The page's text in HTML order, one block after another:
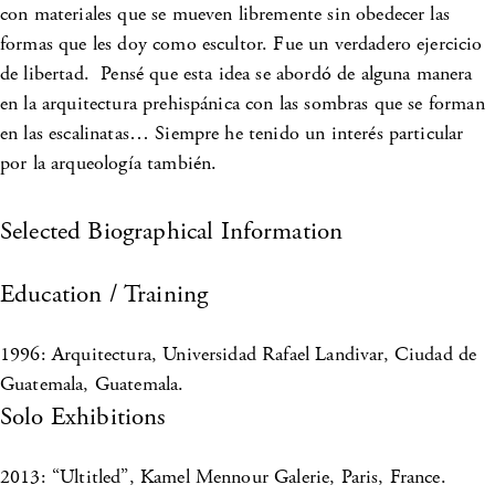
con materiales que se mueven libremente sin obedecer las
formas que les doy como escultor. Fue un verdadero ejercicio
de libertad. Pensé que esta idea se abordó de alguna manera
en la arquitectura prehispánica con las sombras que se forman
en las escalinatas… Siempre he tenido un interés particular
por la arqueología también.
Selected Biographical Information
Education / Training
1996: Arquitectura, Universidad Rafael Landivar, Ciudad de
Guatemala, Guatemala.
Solo Exhibitions
2013: “Ultitled”, Kamel Mennour Galerie, Paris, France.